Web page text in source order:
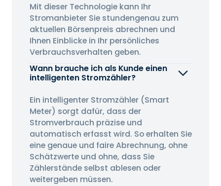
Mit dieser Technologie kann Ihr
Stromanbieter Sie stundengenau zum
aktuellen Börsenpreis abrechnen und
Ihnen Einblicke in Ihr persönliches
Verbrauchsverhalten geben.
Wann brauche ich als Kunde einen
intelligenten Stromzähler?
Ein intelligenter Stromzähler (Smart
Meter) sorgt dafür, dass der
Stromverbrauch präzise und
automatisch erfasst wird. So erhalten Sie
eine genaue und faire Abrechnung, ohne
Schätzwerte und ohne, dass Sie
Zählerstände selbst ablesen oder
weitergeben müssen.